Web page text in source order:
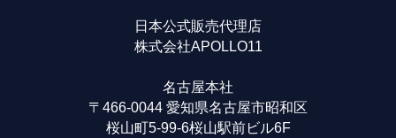
日本公式販売代理店
株式会社APOLLO11
名古屋本社
〒466-0044 愛知県名古屋市昭和区
桜山町5-99-6桜山駅前ビル6F